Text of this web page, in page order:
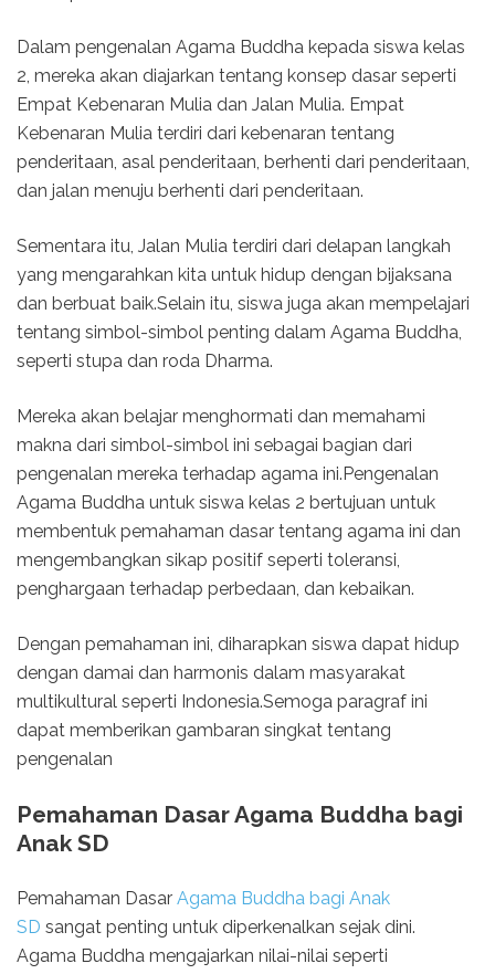
Dalam pengenalan Agama Buddha kepada siswa kelas
2, mereka akan diajarkan tentang konsep dasar seperti
Empat Kebenaran Mulia dan Jalan Mulia. Empat
Kebenaran Mulia terdiri dari kebenaran tentang
penderitaan, asal penderitaan, berhenti dari penderitaan,
dan jalan menuju berhenti dari penderitaan.
Sementara itu, Jalan Mulia terdiri dari delapan langkah
yang mengarahkan kita untuk hidup dengan bijaksana
dan berbuat baik.Selain itu, siswa juga akan mempelajari
tentang simbol-simbol penting dalam Agama Buddha,
seperti stupa dan roda Dharma.
Mereka akan belajar menghormati dan memahami
makna dari simbol-simbol ini sebagai bagian dari
pengenalan mereka terhadap agama ini.Pengenalan
Agama Buddha untuk siswa kelas 2 bertujuan untuk
membentuk pemahaman dasar tentang agama ini dan
mengembangkan sikap positif seperti toleransi,
penghargaan terhadap perbedaan, dan kebaikan.
Dengan pemahaman ini, diharapkan siswa dapat hidup
dengan damai dan harmonis dalam masyarakat
multikultural seperti Indonesia.Semoga paragraf ini
dapat memberikan gambaran singkat tentang
pengenalan
Pemahaman Dasar Agama Buddha bagi
Anak SD
Pemahaman Dasar Agama Buddha bagi Anak
SD sangat penting untuk diperkenalkan sejak dini.
Agama Buddha mengajarkan nilai-nilai seperti